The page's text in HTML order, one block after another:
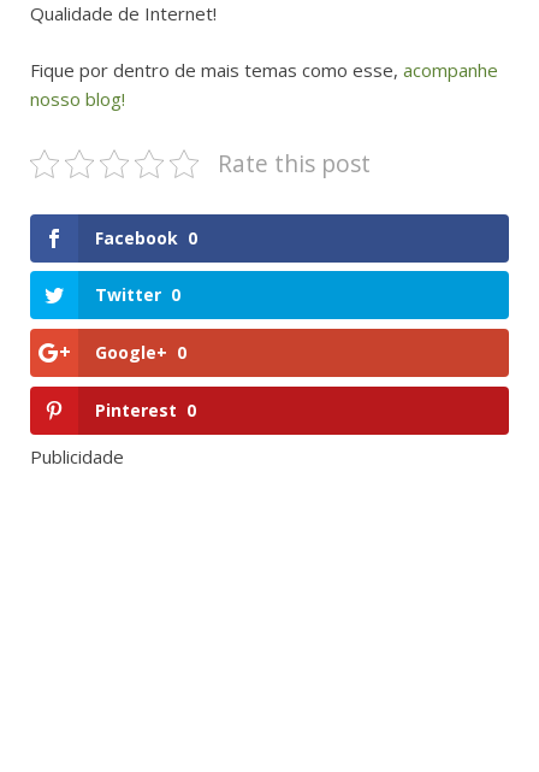
Qualidade de Internet!
Fique por dentro de mais temas como esse, acompanhe
nosso blog!
Rate this post
Facebook 0
Twitter 0
Google+ 0
Pinterest 0
Publicidade